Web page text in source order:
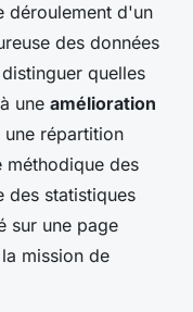
déroulement d'un
des données
quelles
une amélioration
une répartition
des
des statistiques
sur une page
mission de